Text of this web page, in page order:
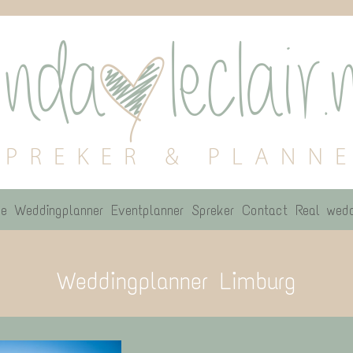
Weddingplanner Eventplanner Spreker Contact Real
Weddingplanner Limburg